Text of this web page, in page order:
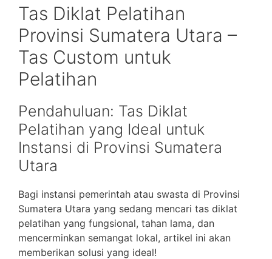
Tas Diklat Pelatihan
Provinsi Sumatera Utara –
Tas Custom untuk
Pelatihan
Pendahuluan: Tas Diklat
Pelatihan yang Ideal untuk
Instansi di Provinsi Sumatera
Utara
Bagi instansi pemerintah atau swasta di Provinsi
Sumatera Utara yang sedang mencari tas diklat
pelatihan yang fungsional, tahan lama, dan
mencerminkan semangat lokal, artikel ini akan
memberikan solusi yang ideal!